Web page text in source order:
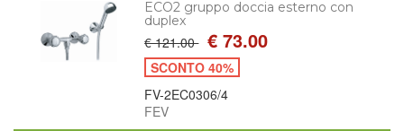
ECO2 gruppo doccia esterno con
duplex
€ 121.00 € 73.00
SCONTO 40%
FV-2EC0306/4
FEV